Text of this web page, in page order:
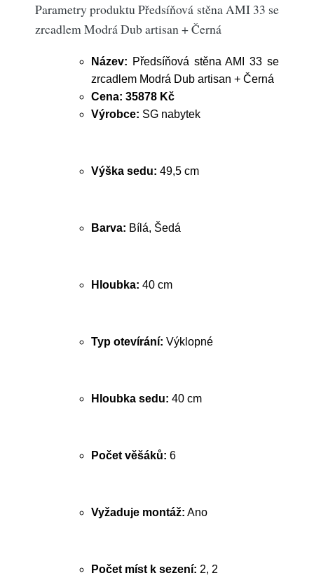
Parametry produktu Předsíňová stěna AMI 33 se
zrcadlem Modrá Dub artisan + Černá
Název: Předsíňová stěna AMI 33 se
zrcadlem Modrá Dub artisan + Černá
Cena: 35878 Kč
Výrobce: SG nabytek
Výška sedu: 49,5 cm
Barva: Bílá, Šedá
Hloubka: 40 cm
Typ otevírání: Výklopné
Hloubka sedu: 40 cm
Počet věšáků: 6
Vyžaduje montáž: Ano
Počet míst k sezení: 2, 2